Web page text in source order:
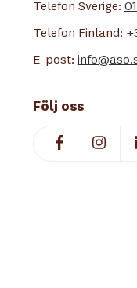
Telefon Sverige:
Telefon Finland:
E-post:
Följ oss